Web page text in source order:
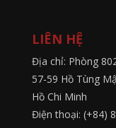
LIÊN HỆ
Địa chỉ: Phòng
57-59 Hồ Tùng
Hồ Chi Minh
Điện thoại: (+84)